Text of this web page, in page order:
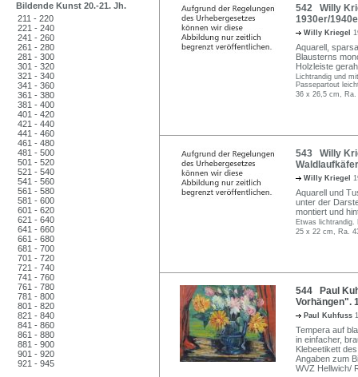
Bildende Kunst 20.-21. Jh.
211 - 220
221 - 240
241 - 260
261 - 280
281 - 300
301 - 320
321 - 340
341 - 360
361 - 380
381 - 400
401 - 420
421 - 440
441 - 460
461 - 480
481 - 500
501 - 520
521 - 540
541 - 560
561 - 580
581 - 600
601 - 620
621 - 640
641 - 660
661 - 680
681 - 700
701 - 720
721 - 740
741 - 760
761 - 780
781 - 800
801 - 820
821 - 840
841 - 860
861 - 880
881 - 900
901 - 920
921 - 945
542 Willy
1930er/
Willy Kriegel
Aquarell,
Blausterns
Holzleiste
Lichtrandig und
Passepartout
36 x 26,5 cm,
543 Willy
Willy Kriegel
Aquarell und
unter der
montiert und
Etwas lichtrandig.
25 x 22 cm, Ra.
544 Paul
Vorhängen".
Paul Kuhfuss
Tempera auf
in einfacher,
Klebeetikett
Angaben zum
WVZ Hellwich/